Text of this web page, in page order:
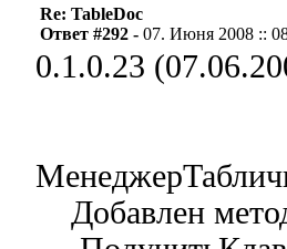
Re: TableDoc
Ответ #292 - 07. Июня 2008 ::
0.1.0.23
Добавлен